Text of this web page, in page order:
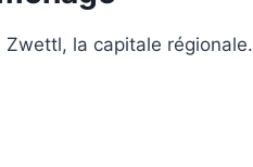
Zwettl, la capitale régionale.